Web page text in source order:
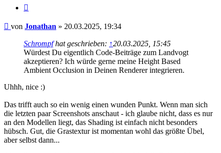
Beitrag
von Jonathan » 20.03.2025, 19:34
Schrompfhat geschrieben: ↑20.03.2025, 15:45
Würdest Du eigentlich Code-Beiträge zum Landvogt
akzeptieren? Ich würde gerne meine Height Based
Ambient Occlusion in Deinen Renderer integrieren.
Uhhh, nice :)
Das trifft auch so ein wenig einen wunden Punkt. Wenn man sich
die letzten paar Screenshots anschaut - ich glaube nicht, dass es nur
an den Modellen liegt, das Shading ist einfach nicht besonders
hübsch. Gut, die Grastextur ist momentan wohl das größte Übel,
aber selbst dann...